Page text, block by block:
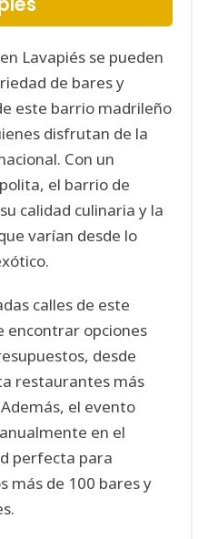
Lavapiés se pueden
de bares y
este barrio madrileño
disfrutan de la
Con un
el barrio de
calidad culinaria y la
varían desde lo
calles de este
encontrar opciones
desde
restaurantes más
el evento
en el
perfecta para
más de 100 bares y